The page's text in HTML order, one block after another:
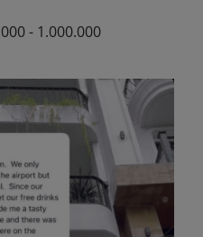
- 1.000.000